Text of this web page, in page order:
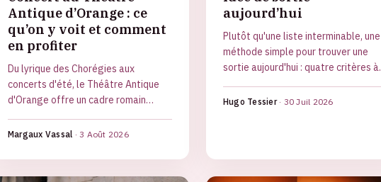
Antique d’Orange : ce
qu’on y voit et comment
en profiter
Du lyrique des Chorégies aux
concerts d'été, le Théâtre Antique
d'Orange offre un cadre romain
réserver et bien vivre sa soirée.
Margaux Vassal ·3 Août 2026
aujourd’hui
Plutôt qu'une liste interminable, une
méthode simple pour trouver une
sortie aujourd'hui : quatre critères à
bons réflexes de dernière minute.
Hugo Tessier · 30 Juil 2026